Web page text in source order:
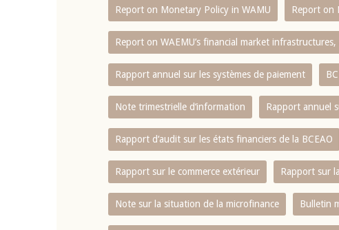
Report on Monetary Policy in WAMU Report on
Report on WAEMU’s financial market
Rapport annuel sur les systèmes de paiement
Note trimestrielle d‘information Rapport annuel
Rapport d‘audit sur les états financiers de la BCEAO
Rapport sur le commerce extérieur Rapport sur
Note sur la situation de la microfinance Bulletin